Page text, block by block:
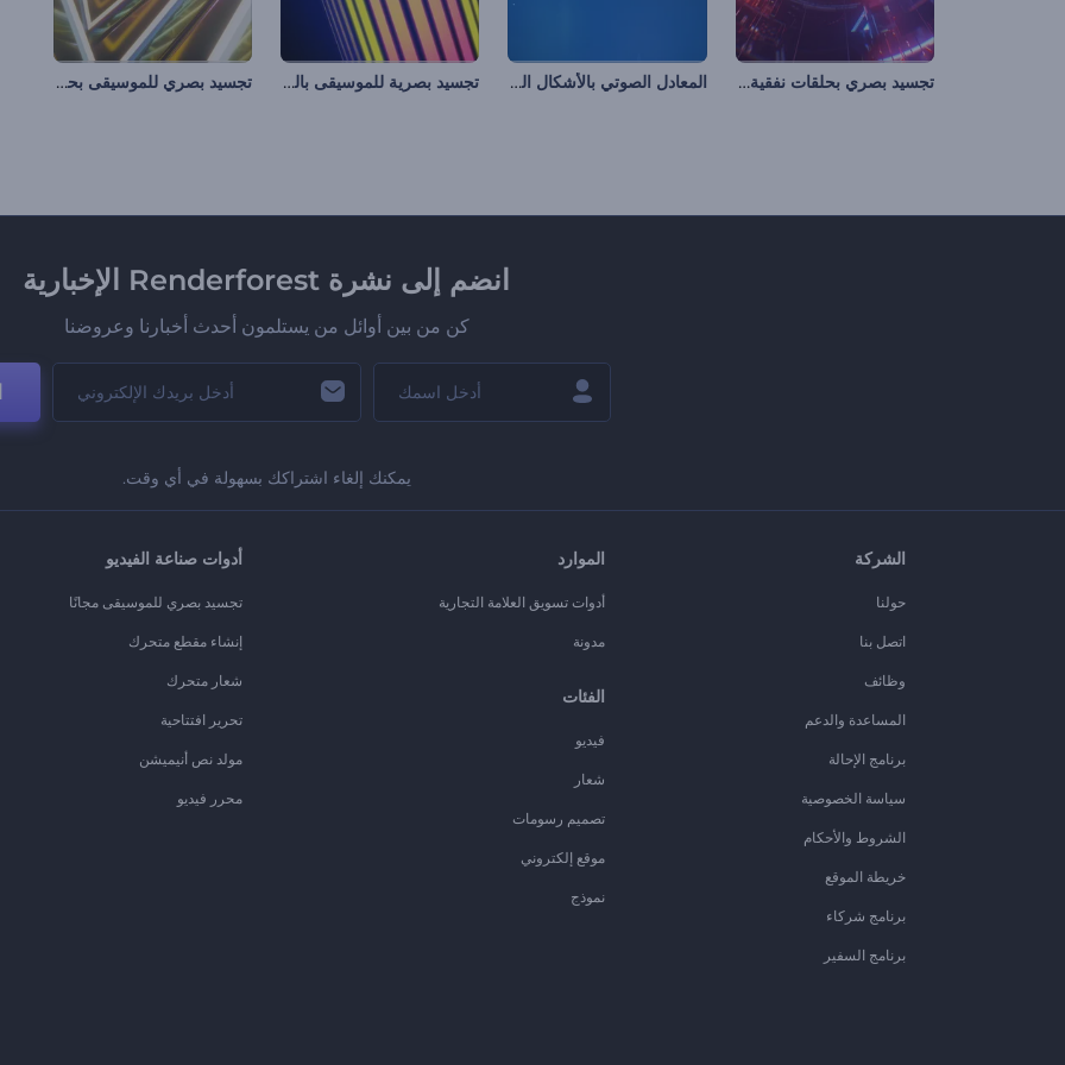
تجسيد بصري بحلقات نفقية لا نهائية المعادل الصوتي بالأشكال الموجية الدائرية تجسيد بصرية للموسيقى بالشرائط القديمة تجسيد بصري للموسيقى بحلقات السقوط
انضم إلى نشرة Renderforest الإخبارية
كن من بين أوائل من يستلمون أحدث أخبارنا وعروضنا
يمكنك إلغاء اشتراكك بسهولة في أي وقت.
الشركة
حولنا
اتصل بنا
وظائف
المساعدة والدعم
برنامج الإحالة
سياسة الخصوصية
الشروط والأحكام
خريطة الموقع
برنامج شركاء
برنامج السفير
الموارد
أدوات تسويق العلامة التجارية
مدونة
الفئات
فيديو
شعار
تصميم رسومات
موقع إلكتروني
نموذج
أدوات صناعة الفيديو
تجسيد بصري للموسيقى مجانًا
إنشاء مقطع متحرك
شعار متحرك
تحرير افتتاحية
مولد نص أنيميشن
محرر فيديو